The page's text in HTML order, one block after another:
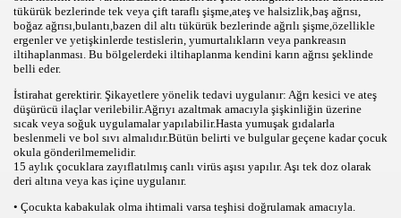
tükürük bezlerinde tek veya çift taraflı şişme,ateş ve halsizlik,baş ağrısı,
boğaz ağrısı,bulantı,bazen dil altı tükürük bezlerinde ağrılı şişme,özellikle
ergenler ve yetişkinlerde testislerin, yumurtalıkların veya pankreasın
iltihaplanması. Bu bölgelerdeki iltihaplanma kendini karın ağrısı şeklinde
belli eder.
İstirahat gerektirir. Şikayetlere yönelik tedavi uygulanır: Ağrı kesici ve ateş
düşürücü ilaçlar verilebilir.Ağrıyı azaltmak amacıyla şişkinliğin üzerine
sıcak veya soğuk uygulamalar yapılabilir.Hasta yumuşak gıdalarla
beslenmeli ve bol sıvı almalıdır.Bütün belirti ve bulgular geçene kadar çocuk
okula gönderilmemelidir.
15 aylık çocuklara zayıflatılmış canlı virüs aşısı yapılır. Aşı tek doz olarak
deri altına veya kas içine uygulanır.
• Çocukta kabakulak olma ihtimali varsa teşhisi doğrulamak amacıyla.